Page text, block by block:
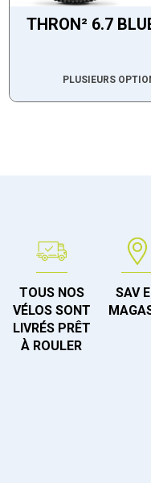
THRON² 6.7
PLUSIEURS
TOUS NOS
VÉLOS SONT
LIVRÉS PRÊT
À ROULER
SAV